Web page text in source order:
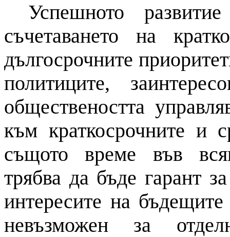
Успешното
съчетаването на
дългосрочните
политиците,
обществеността
към краткосрочните и
същото време във
трябва да бъде гарант
интересите на
невъзможен за